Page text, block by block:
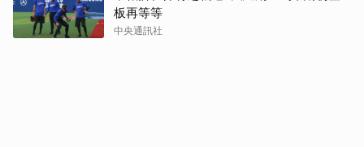
板再等等
中央通訊社